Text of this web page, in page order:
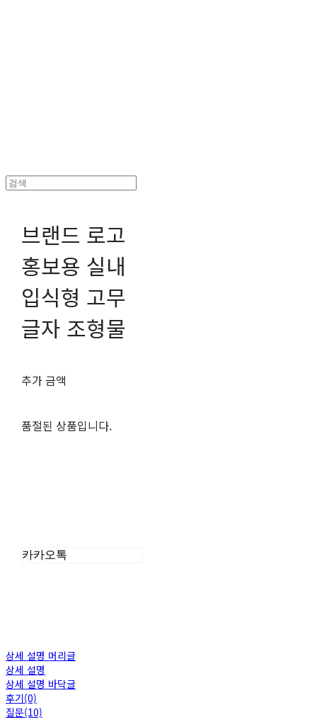
브랜드 로고
홍보용 실내
입식형 고무
글자 조형물
추가 금액
품절된 상품입니다.
카카오톡
상세 설명 머리글
상세 설명
상세 설명 바닥글
후기(0)
질문(10)